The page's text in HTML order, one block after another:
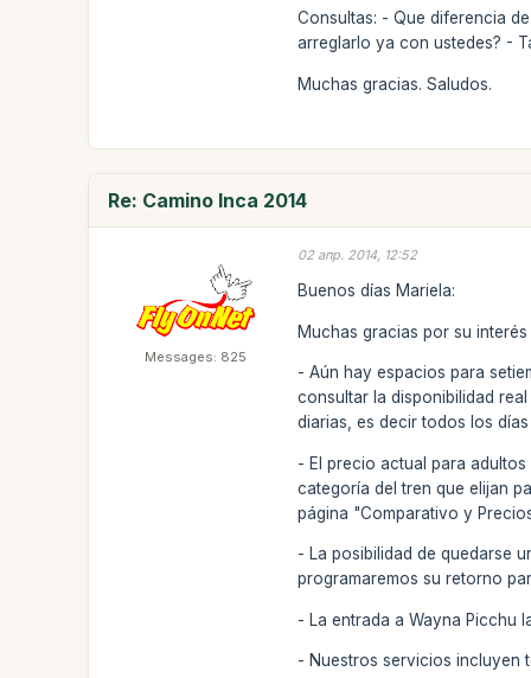
Consultas: - Que diferencia
arreglarlo ya con ustedes? -
Muchas gracias. Saludos.
Re: Camino Inca 2014
Messages: 825
02 апр. 2014, 12:52
Buenos días Mariela:
Muchas gracias por su
- Aún hay espacios para
consultar la disponibilidad
diarias, es decir todos los
- El precio actual para
categoría del tren que elijan
página "Comparativo y
- La posibilidad de quedarse
programaremos su retorno
- La entrada a Wayna Picchu
- Nuestros servicios incluyen